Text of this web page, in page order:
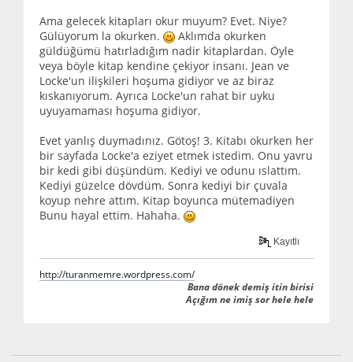
Ama gelecek kitapları okur muyum? Evet. Niye?
Gülüyorum la okurken.
Aklımda okurken
güldüğümü hatırladığım nadir kitaplardan. Öyle
veya böyle kitap kendine çekiyor insanı. Jean ve
Locke'un ilişkileri hoşuma gidiyor ve az biraz
kıskanıyorum. Ayrıca Locke'un rahat bir uyku
uyuyamaması hoşuma gidiyor.
Evet yanlış duymadınız. Götoş! 3. Kitabı okurken her
bir sayfada Locke'a eziyet etmek istedim. Onu yavru
bir kedi gibi düşündüm. Kediyi ve odunu ıslattım.
Kediyi güzelce dövdüm. Sonra kediyi bir çuvala
koyup nehre attım. Kitap boyunca mütemadiyen
Bunu hayal ettim. Hahaha.
Kayıtlı
http://turanmemre.wordpress.com/
Bana dönek demiş itin birisi
Açığım ne imiş sor hele hele